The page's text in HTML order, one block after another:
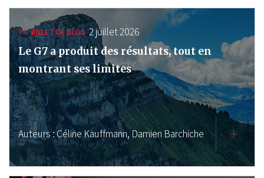
BILLET DE BLOG 2 juillet 2026
Le G7 a produit des résultats, tout en
montrant ses limites
Auteurs :Céline Kauffmann, Damien Barchiche